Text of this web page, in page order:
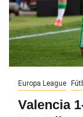
Europa League
Valencia